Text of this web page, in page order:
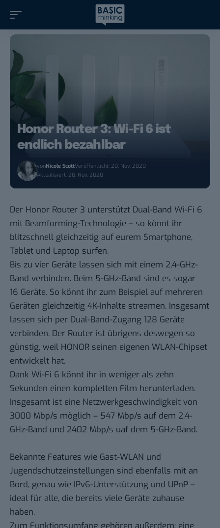
Honor Router 3: Wi-Fi 6 ist
endlich bezahlbar
vonNicole ScottVeröffentlicht: 20. Nov. 2020
Aktualisiert: 20. Nov. 2020
Der Honor Router 3 unterstützt Dual-Band Wi-Fi 6
mit Beamforming-Technologie – so könnt ihr
blitzschnell gleichzeitig auf eurem Smartphone,
Tablet und Laptop surfen.
Bis zu vier Geräte lassen sich mit einem 2,4-GHz-
Band verbinden. Beim 5-GHz-Band sind es sogar
16 Geräte. So könnt ihr zum Beispiel auf mehreren
Geräten gleichzeitig 4K-Inhalte streamen. Insgesamt
lassen sich per Dual-Band-Zugang 128 Geräte
verbinden. Der Router ist übrigens deswegen so
günstig, weil HONOR seinen eigenen WLAN-Chipset
entwickelt hat.
Dank Wi-Fi 6 könnt ihr in weniger als zehn
Sekunden einen kompletten Film herunterladen.
Insgesamt ist eine Netzwerkgeschwindigkeit von
3000 Mbp/s möglich – 547 Mbp/s auf dem 2,4-
GHz-Band und 2402 Mbp/s uaf dem 5-GHz-Band.
Bekannte Features wie Gast-WLAN und
Jugendschutzeinstellungen sind ebenfalls mit an
Bord, genau wie IPv6-Unterstützung und UPnP –
ideal für alle, die bereits viele Geräte zuhause
haben.